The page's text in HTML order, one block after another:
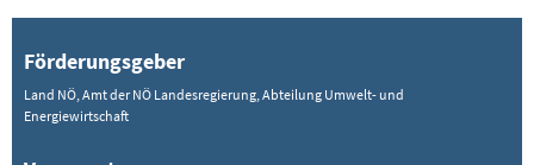
Förderungsgeber
Land NÖ, Amt der NÖ Landesregierung, Abteilung Umwelt- und
Energiewirtschaft